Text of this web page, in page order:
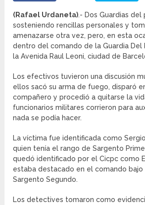
(Rafael Urdaneta).- Dos Guardias del
sosteniendo rencillas personales y
amenazarse otra vez, pero, en esta
dentro del comando de la Guardia Del
la Avenida Raul Leoni, ciudad de
Los efectivos tuvieron una discusión
ellos sacó su arma de fuego, disparó
compañero y procedió a quitarse la
funcionarios militares corrieron para
nada se podía hacer.
La víctima fue identificada como
quien tenía el rango de Sargento
quedó identificado por el Cicpc como
estaba destacado en el comando bajo
Sargento Segundo.
Los detectives tomaron como